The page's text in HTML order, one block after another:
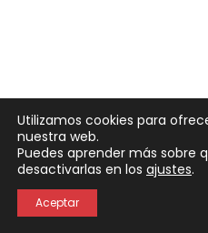
Neve| Funciona
Política de
Utilizamos cookies para
nuestra web.
Puedes aprender más sobre
desactivarlas en los ajustes.
Aceptar